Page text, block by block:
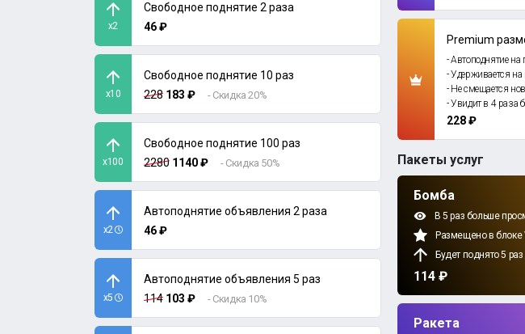
x2
Свободное поднятие 2 раза
46 ₽
x10
Свободное поднятие 10 раз
228 183 ₽ - Скидка 20%
x100
Свободное поднятие 100 раз
2280 1140 ₽ - Скидка 50%
x2
Автоподнятие объявления 2 раза
46 ₽
x5
Автоподнятие объявления 5 раз
114 103 ₽ - Скидка 10%
Premium
- Автоподнятие
- Удерживается
- Не смещается
- Увидит в 4 раза
228 ₽
Пакеты услуг
Бомба
В 5 раз больше
Размещено в блоке
Будет поднято 5
114 ₽
Ракета